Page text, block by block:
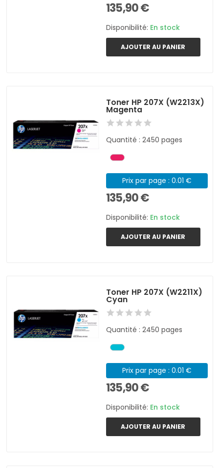
135,90 €
Disponibilité: En stock
AJOUTER AU PANIER
Toner HP 207X (W2213X)
Magenta
Quantité : 2450 pages
Prix par page : 0.01 €
135,90 €
Disponibilité: En stock
AJOUTER AU PANIER
Toner HP 207X (W2211X)
Cyan
Quantité : 2450 pages
Prix par page : 0.01 €
135,90 €
Disponibilité: En stock
AJOUTER AU PANIER